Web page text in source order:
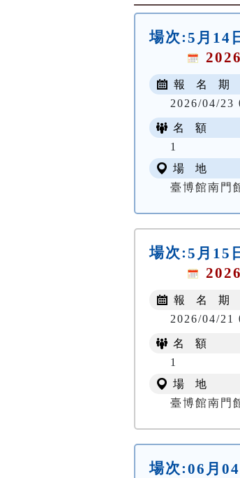
場次:5月14
報 名 期
2026/04/23
名 額
1
場 地
臺博館南門
場次:5月15
報 名 期
2026/04/21
名 額
1
場 地
臺博館南門
場次:06月